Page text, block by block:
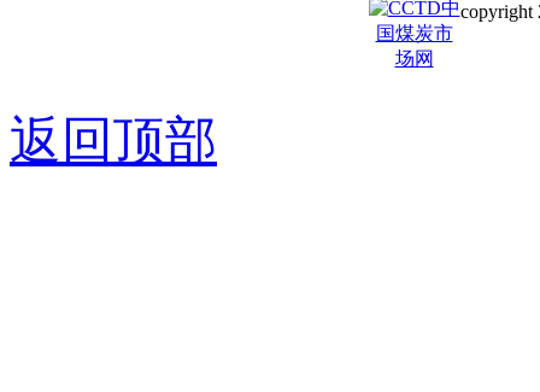
copyright
返回顶部